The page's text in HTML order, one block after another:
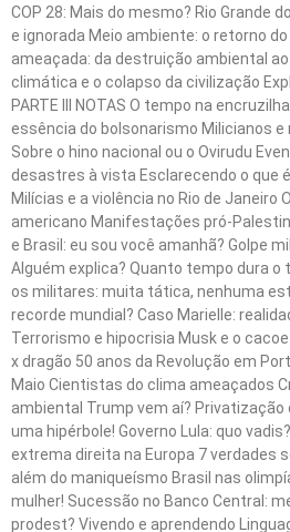
COP 28: Mais do mesmo? Rio Grande
e ignorada Meio ambiente: o retorno
ameaçada: da destruição ambiental
climática e o colapso da civilização
PARTE III NOTAS O tempo na
essência do bolsonarismo Milicianos
Sobre o hino nacional ou o Ovirudu
desastres à vista Esclarecendo o que
Milícias e a violência no Rio de Janeiro
americano Manifestações pró-
e Brasil: eu sou você amanhã? Golpe
Alguém explica? Quanto tempo dura o
os militares: muita tática, nenhuma
recorde mundial? Caso Marielle:
Terrorismo e hipocrisia Musk e o
x dragão 50 anos da Revolução em
Maio Cientistas do clima ameaçados
ambiental Trump vem aí?
uma hipérbole! Governo Lula: quo
extrema direita na Europa 7 verdades
além do maniqueísmo Brasil nas
mulher! Sucessão no Banco Central:
prodest? Vivendo e aprendendo